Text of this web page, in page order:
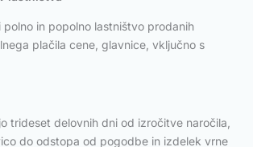
in popolno lastništvo prodanih
plačila cene, glavnice, vključno s
trideset delovnih dni od izročitve naročila,
do odstopa od pogodbe in izdelek vrne